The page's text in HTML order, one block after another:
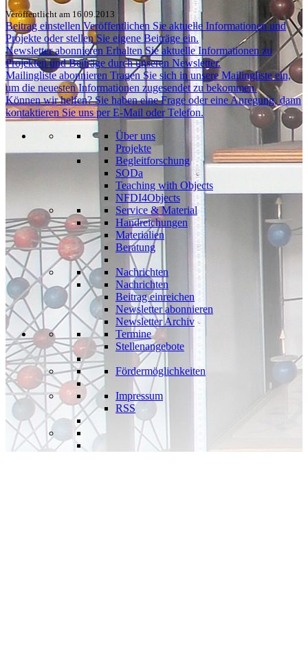
Veröffentlicht am 16.09.2013
Beitrag einstellen Veröffentlichen Sie aktuelle Informationen und
Projekte oder stellen Sie eigene Beiträge ein.
Newsletter abonnieren Erhalten Sie aktuelle Informationen zu
Projekten und Beiträge durch unseren Newsletter.
Mailingliste abonnieren Tragen Sie sich in unsere Mailingliste ein,
um die neuesten Informationen zugesendet zu bekommen.
Können wir helfen? Sie haben eine Frage oder eine Anregung, dann
kontaktieren Sie uns per E-Mail oder Telefon.
Über uns
Projekte
Begleitforschung
SODa
Teaching with Objects
NFDI4Objects
Service & Material
Handreichungen
Materialien
Beratung
Nachrichten
Nachrichten
Beitrag einreichen
Newsletter abonnieren
Newsletter Archiv
Termine
Stellenangebote
Fördermöglichkeiten
Impressum
RSS